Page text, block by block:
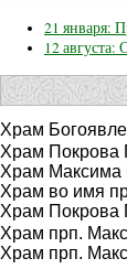
21 января:
12
Храм
Храм Покрова
Храм Максима
Храм во имя
Храм Покрова
Храм прп.
Храм прп.